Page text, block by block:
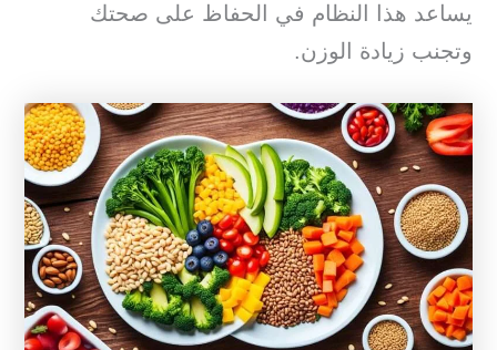
يساعد هذا النظام في الحفاظ على صحتك
وتجنب زيادة الوزن.